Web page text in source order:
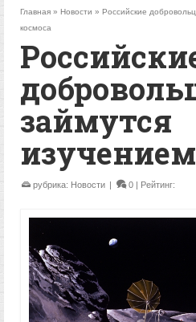
Главная » Новости » Российские
космоса
займутся
рубрика: Новости | 0 | Рейтинг: